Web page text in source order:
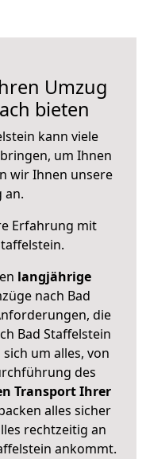
Umzug
bieten
kann viele
um Ihnen
wir Ihnen unsere
an.
Erfahrung mit
.
langjährige
nach Bad
die
Bad Staffelstein
um alles, von
des
Transport Ihrer
alles sicher
rechtzeitig an
ankommt.